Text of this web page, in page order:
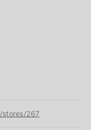
stores/267